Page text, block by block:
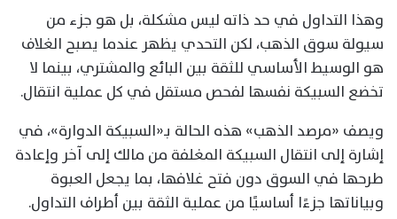
وهذا التداول في حد ذاته ليس مشكلة، بل هو جزء من
سيولة سوق الذهب، لكن التحدي يظهر عندما يصبح الغلاف
هو الوسيط الأساسي للثقة بين البائع والمشتري، بينما لا
تخضع السبيكة نفسها لفحص مستقل في كل عملية انتقال.
ويصف «مرصد الذهب» هذه الحالة بـ«السبيكة الدوارة»، في
إشارة إلى انتقال السبيكة المغلفة من مالك إلى آخر وإعادة
طرحها في السوق دون فتح غلافها، بما يجعل العبوة
وبياناتها جزءًا أساسيًا من عملية الثقة بين أطراف التداول.